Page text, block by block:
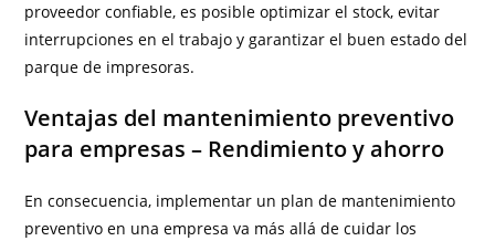
proveedor confiable, es posible optimizar el stock, evitar
interrupciones en el trabajo y garantizar el buen estado del
parque de impresoras.
Ventajas del mantenimiento preventivo
para empresas – Rendimiento y ahorro
En consecuencia, implementar un plan de mantenimiento
preventivo en una empresa va más allá de cuidar los